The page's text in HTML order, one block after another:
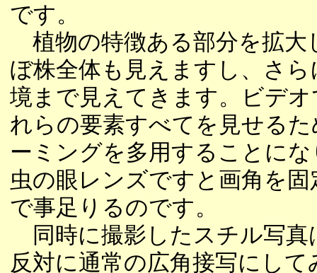
です。
植物の特徴ある部分を拡大
ぼ株全体も見えますし、さら
境まで見えてきます。ビデ
れらの要素すべてを見せる
ーミングを多用することに
虫の眼レンズですと画角を
で事足りるのです。
同時に撮影したスチル写真
反対に通常の広角接写にして